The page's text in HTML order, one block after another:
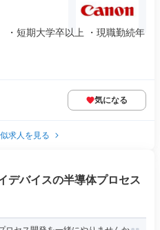
・短期大学卒以上 ・現職勤続年
気になる
求人を見る
デバイスの半導体プロセス